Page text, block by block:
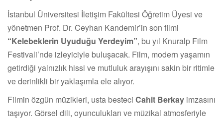
İstanbul Üniversitesi İletişim Fakültesi Öğretim Üyesi ve
yönetmen Prof. Dr. Ceyhan Kandemir’in son filmi
“Kelebeklerin Uyuduğu Yerdeyim”, bu yıl Knuralp Film
Festivali’nde izleyiciyle buluşacak. Film, modern yaşamın
getirdiği yalnızlık hissi ve mutluluk arayışını sakin bir ritimle
ve derinlikli bir yaklaşımla ele alıyor.
Filmin özgün müzikleri, usta besteci Cahit Berkay imzasını
taşıyor. Görsel dili, oyunculukları ve müzikal atmosferiyle